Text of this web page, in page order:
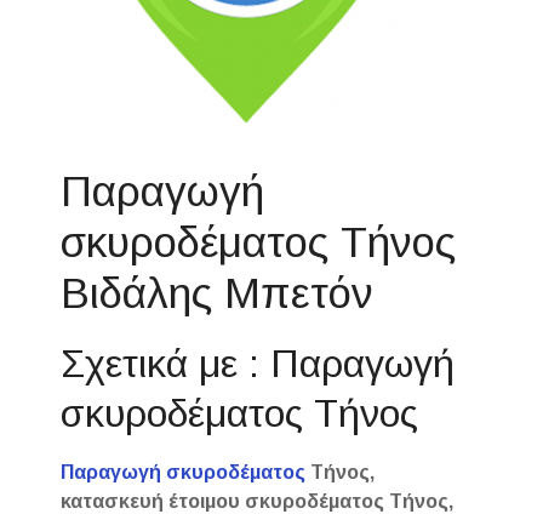
Παραγωγή
σκυροδέματος Τήνος
Βιδάλης Μπετόν
Σχετικά με : Παραγωγή
σκυροδέματος Τήνος
Παραγωγή σκυροδέματος Τήνος,
κατασκευή έτοιμου σκυροδέματος Τήνος,